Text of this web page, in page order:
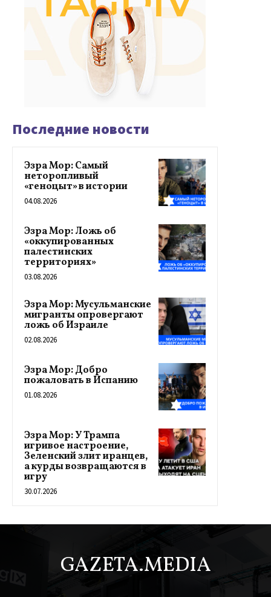
Последние новости
Эзра Мор: Самый
неторопливый
«геноцыт» в истории
04.08.2026
Эзра Мор: Ложь об
«оккупированных
палестинских
территориях»
03.08.2026
Эзра Мор: Мусульманские
мигранты опровергают
ложь об Израиле
02.08.2026
Эзра Мор: Добро
пожаловать в Испанию
01.08.2026
Эзра Мор: У Трампа
игривое настроение,
Зеленский злит иранцев,
а курды возвращаются в
игру
30.07.2026
GAZETA.MEDIA